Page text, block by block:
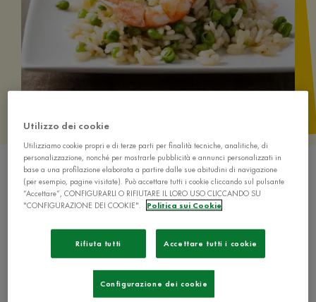
Ingredienti
Utilizzo dei cookie
Utilizziamo cookie propri e di terze parti per finalità tecniche, analitiche, di
personalizzazione, nonché per mostrarle pubblicità e annunci personalizzati in
base a una profilazione elaborata a partire dalle sue abitudini di navigazione
(per esempio, pagine visitate). Può accettare tutti i cookie cliccando sul pulsante
“Accettare”, CONFIGURARLI O RIFIUTARE IL LORO USO CLICCANDO SU
"CONFIGURAZIONE DEI COOKIE".
Politica sui Cookie
Rifiuta tutti Accettare tutti i cookie
Configurazione dei cookie